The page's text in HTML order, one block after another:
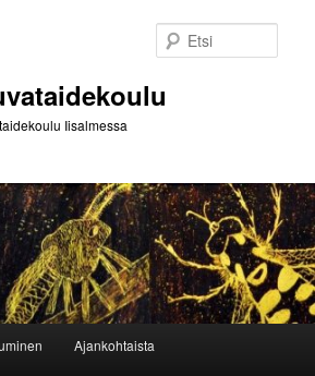
Iisalmessa
Ajankohtaista